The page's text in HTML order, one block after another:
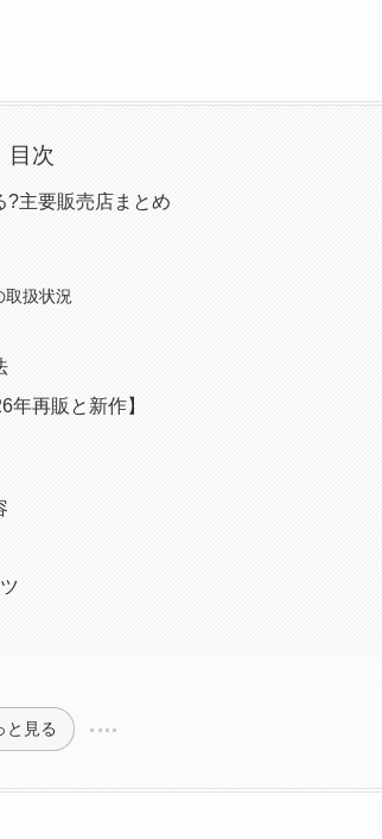
目次
?主要販売店まとめ
取扱状況
再販と新作】
と見る